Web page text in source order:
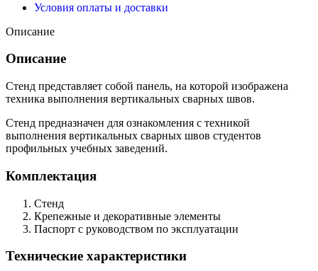
Условия оплаты и доставки
Описание
Описание
Стенд представляет собой панель, на которой изображена
техника выполнения вертикальных сварных швов.
Стенд предназначен для ознакомления с техникой
выполнения вертикальных сварных швов студентов
профильных учебных заведений.
Комплектация
Стенд
Крепежные и декоративные элементы
Паспорт с руководством по эксплуатации
Технические характеристики